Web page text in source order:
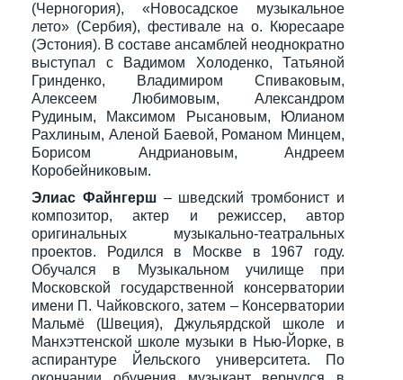
(Черногория), «Новосадское музыкальное
лето» (Сербия), фестивале на о. Кюресааре
(Эстония). В составе ансамблей неоднократно
выступал с Вадимом Холоденко, Татьяной
Гринденко, Владимиром Спиваковым,
Алексеем Любимовым, Александром
Рудиным, Максимом Рысановым, Юлианом
Рахлиным, Аленой Баевой, Романом Минцем,
Борисом Андриановым, Андреем
Коробейниковым.
Элиас Файнгерш– шведский тромбонист и
композитор, актер и режиссер, автор
оригинальных музыкально-театральных
проектов. Родился в Москве в 1967 году.
Обучался в Музыкальном училище при
Московской государственной консерватории
имени П. Чайковского, затем – Консерватории
Мальмё (Швеция), Джульярдской школе и
Манхэттенской школе музыки в Нью-Йорке, в
аспирантуре Йельского университета. По